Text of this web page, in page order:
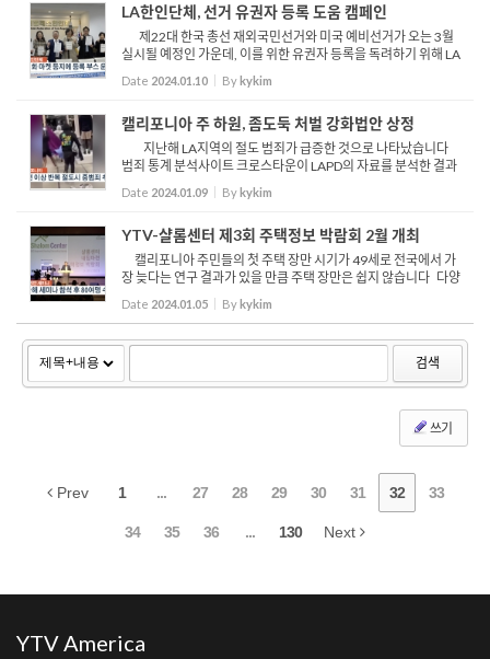
LA한인단체, 선거 유권자 등록 도움 캠페인
제22대 한국 총선 재외국민선거와 미국 예비선거가 오는 3월
실시될 예정인 가운데, 이를 위한 유권자 등록을 독려하기 위해 LA
한인단체가 하나로 뭉쳤습니다 LA한인회와 KYCC, 한미연합회
와 화랑청소년 재단, 파바월드 등 한인단체들은 10일 LA한인...
Date 2024.01.10 Bykykim
캘리포니아 주 하원, 좀도둑 처벌 강화법안 상정
지난해 LA지역의 절도 범죄가 급증한 것으로 나타났습니다
범죄 통계 분석사이트 크로스타운이 LAPD의 자료를 분석한 결과
지난해 1월부터 11월까지 좀도둑 범죄는 10,600건이 발생해 20
22년의 6,400건을 훌쩍 넘어섰습니다 인구밀도가 높은 다...
Date 2024.01.09 Bykykim
YTV-샬롬센터 제3회 주택정보 박람회 2월 개최
캘리포니아 주민들의 첫 주택 장만 시기가 49세로 전국에서 가
장 늦다는 연구 결과가 있을 만큼 주택 장만은 쉽지 않습니다 다양
한 정부 보조 프로그램이 마련돼 주택 장만을 서포트하고 있지만
이를 개인 스스로가 알아보고 준비하는 것도 어려운 상...
Date 2024.01.05 Bykykim
검색
쓰기
Prev 1 ... 27 28 29 30 31 32 33
34 35 36 ... 130 Next
YTV America